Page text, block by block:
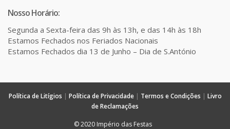
Nosso Horário:
Segunda a Sexta-feira das 9h às 13h, e das 14h às 18h
Estamos Fechados nos Feriados Nacionais
Estamos Fechados dia 13 de Junho – Dia de S.António
Política de Litígios | Política de Privacidade| Termos e Condições | Livro
de Reclamações
© 2020 Império das Festas